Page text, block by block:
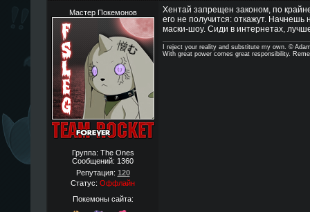
Мастер Покемонов
Группа: The Ones
Сообщений: 1360
Репутация: 120
Статус: Оффлайн
Покемоны сайта:
Хентай запрещен законом, по
его не получится: откажут.
маски-шоу. Сиди в интернетах,
I reject your reality and substitute my own. ©
With great power comes great responsibility.